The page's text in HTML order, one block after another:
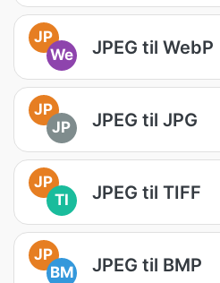
JP
We
JPEG til WebP
JP
JP
JPEG til JPG
JP
TI
JPEG til TIFF
JP
BM
JPEG til BMP